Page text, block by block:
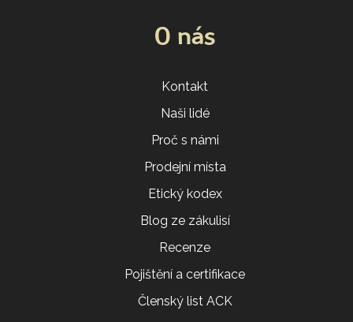
O nás
Kontakt
Naši lidé
Proč s námi
Prodejní místa
Etický kodex
Blog ze zákulisí
Recenze
Pojištění a certifikace
Členský list ACK